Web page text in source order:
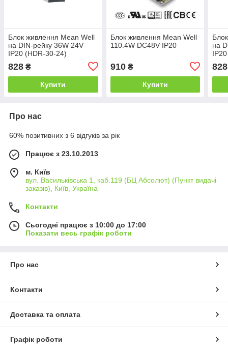
Блок живлення Mean Well
на DIN-рейку 36W 24V
IP20 (HDR-30-24)
828 ₴
Купити
Блок живлення Mean Well
110.4W DC48V IP20
910₴
Купити
на
828
Про нас
60% позитивних з 6 відгуків за рік
Працює з 23.10.2013
м. Київ
вул. Васильківська 1, каб.119 (БЦ Абсолют) (Пункт видачі
заказів), Київ, Україна
Контакти
Сьогодні працює з 10:00 до 17:00
Показати весь графік роботи
Про нас
Контакти
Доставка та оплата
Графік роботи